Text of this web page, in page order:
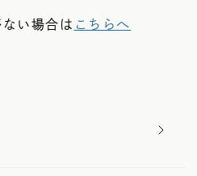
い場合は こちらへ